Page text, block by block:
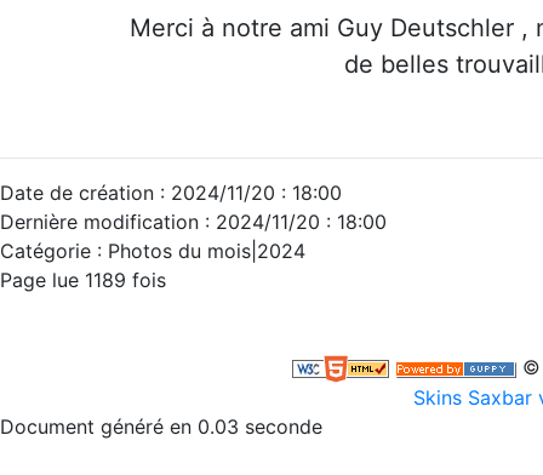
Merci à notre ami Guy Deutschler
de belles
Date de création : 2024/11/20 : 18:00
Dernière modification : 2024/11/20 : 18:00
Catégorie : Photos du mois|2024
Page lue 1189 fois
©
Skins Saxbar
Document généré en 0.03 seconde